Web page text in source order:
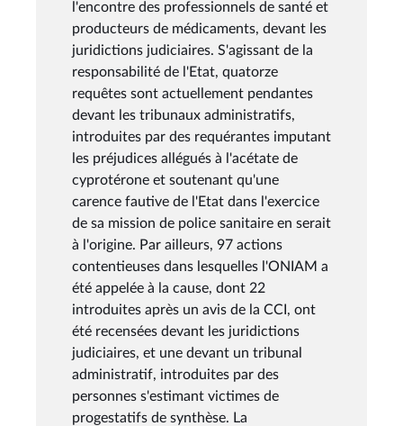
l'encontre des professionnels de santé et
producteurs de médicaments, devant les
juridictions judiciaires. S'agissant de la
responsabilité de l'Etat, quatorze
requêtes sont actuellement pendantes
devant les tribunaux administratifs,
introduites par des requérantes imputant
les préjudices allégués à l'acétate de
cyprotérone et soutenant qu'une
carence fautive de l'Etat dans l'exercice
de sa mission de police sanitaire en serait
à l'origine. Par ailleurs, 97 actions
contentieuses dans lesquelles l'ONIAM a
été appelée à la cause, dont 22
introduites après un avis de la CCI, ont
été recensées devant les juridictions
judiciaires, et une devant un tribunal
administratif, introduites par des
personnes s'estimant victimes de
progestatifs de synthèse. La